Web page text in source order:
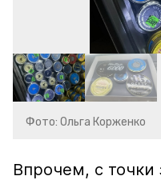
Фото: Ольга Корженко
Впрочем, с точки